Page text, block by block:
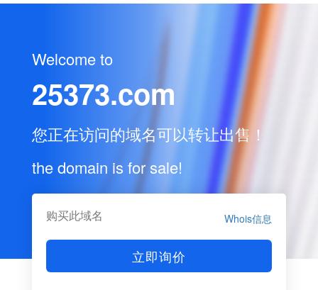
Welcome to
25373.com
您正在访问的域名可以转让出售！
the domain is for sale!
购买此域名 Whois信息
立即询价